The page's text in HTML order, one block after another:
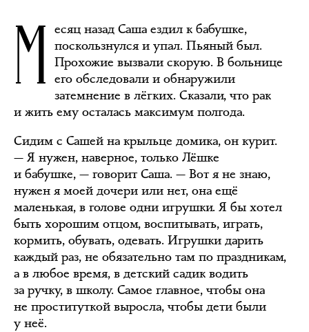
М есяц назад Саша ездил к бабушке,
поскользнулся и упал. Пьяный был.
Прохожие вызвали скорую. В больнице
его обследовали и обнаружили
затемнение в лёгких. Сказали, что рак
и жить ему осталась максимум полгода.
Сидим с Сашей на крыльце домика, он курит.
— Я нужен, наверное, только Лёшке
и бабушке, — говорит Саша. — Вот я не знаю,
нужен я моей дочери или нет, она ещё
маленькая, в голове одни игрушки. Я бы хотел
быть хорошим отцом, воспитывать, играть,
кормить, обувать, одевать. Игрушки дарить
каждый раз, не обязательно там по праздникам,
а в любое время, в детский садик водить
за ручку, в школу. Самое главное, чтобы она
не проституткой выросла, чтобы дети были
у неё.